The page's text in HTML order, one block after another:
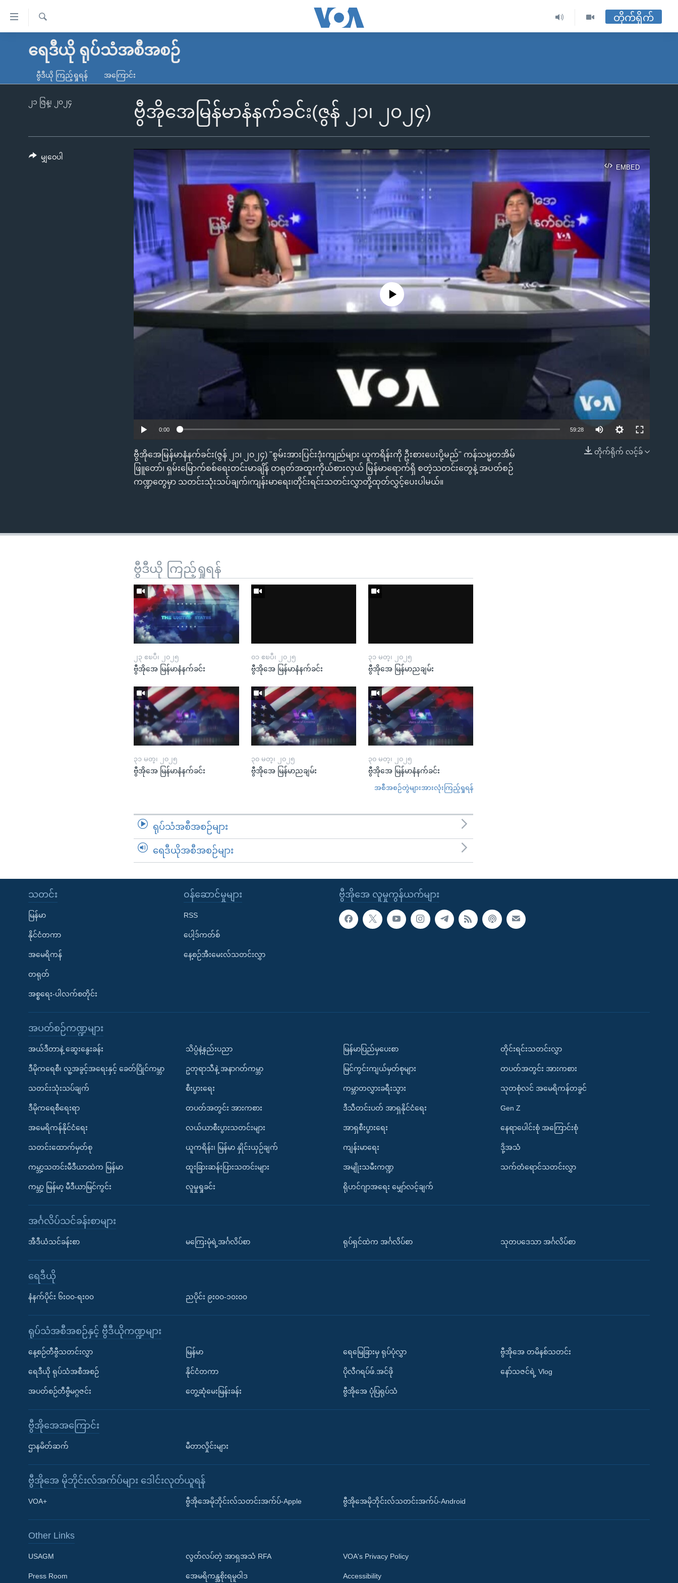
လွယ်ကူ
သည့်
မူလစာမျက်နှာ
ကမ္ဘာ့သတင်းများ
နိုင်ငံတကာ
တရုတ်
အစ္စရေး-ပါလက်စတိုင်း
ရပ်ဝန်းတခု လမ်းတခု အလွန်
အင်္ဂလိပ်စာလေ့လာမယ်
Learning English
ဘာသာစကားများ
ရ
တိုက်ရိုက်
ရေဒီယို ရုပ်သံအစီအစဉ်
ဗွီဒီယို ကြည့်ရှုရန် အကြောင်း
ဗွီအိုအေမြန်မာနံနက်ခင်း(ဇွန် ၂၁၊ ၂၀၂၄)
၂၁ ဇြန္၊ ၂၀၂၄
EMBED
EMBED
No media source currently available
0:00 59:28
တိုက်ရိုက် လင့်ခ်
ဗွီအိုအေမြန်မာနံနက်ခင်း(ဇွန် ၂၁၊ ၂၀၂၄) "စွမ်းအားပြင်းဒုံးကျည်များ ယူကရိန်းကို ဦးစားပေးပို့မည်" ကန်သမ္မတအိမ်
ဖြူတော်၊ ရှမ်းမြောက်စစ်ရေးတင်းမာချိန် တရုတ်အထူးကိုယ်စားလှယ် မြန်မာရောက်ရှိ စတဲ့သတင်းတွေနဲ့ အပတ်စဉ်
ကဏ္ဍတွေမှာ သတင်းသုံးသပ်ချက်၊ကျန်းမာရေး၊တိုင်းရင်းသတင်းလွှာတို့ထုတ်လွှင့်ပေးပါမယ်။
မျှဝေပါ
ဗွီဒီယို ကြည့်ရှုရန်
၂၃ ဧၿပီ၊ ၂၀၂၅
ဗွီအိုအေ မြန်မာနံနက်ခင်း
၀၁ ဧၿပီ၊ ၂၀၂၅
ဗွီအိုအေ မြန်မာနံနက်ခင်း
၃၁ မတ္၊ ၂၀၂၅
ဗွီအိုအေ မြန်မာညချမ်း
၃၁ မတ္၊ ၂၀၂၅
ဗွီအိုအေ မြန်မာနံနက်ခင်း
၃၀ မတ္၊ ၂၀၂၅
ဗွီအိုအေ မြန်မာညချမ်း
၃၀ မတ္၊ ၂၀၂၅
ဗွီအိုအေ မြန်မာနံနက်ခင်း
အစီအစဉ်တွဲများအားလုံးကြည့်ရှုရန်
ရုပ်သံအစီအစဉ်များ
ရေဒီယိုအစီအစဉ်များ
ဗွီအိုအေ လူမှုကွန်ယက်များ
သတင်း
မြန်မာ
နိုင်ငံတကာ
အမေရိကန်
တရုတ်
အစ္စရေး-ပါလက်စတိုင်း
၀န်ဆောင်မှုများ
RSS
ပေါ့ဒ်ကတ်စ်
နေ့စဉ်အီးမေးလ်သတင်းလွှာ
အပတ်စဉ်ကဏ္ဍများ
အယ်ဒီတာနဲ့ ဆွေးနွေးခန်း
ဒီမိုကရေစီ၊ လူ့အခွင့်အရေးနှင့် ခေတ်ပြိုင်ကမ္ဘာ
သတင်းသုံးသပ်ချက်
ဒီမိုကရေစီရေးရာ
အမေရိကန်နိုင်ငံရေး
သတင်းထောက်မှတ်စု
ကမ္ဘာ့သတင်းမီဒီယာထဲက မြန်မာ
ကမ္ဘာ့ မြန်မာ့ မီဒီယာမြင်ကွင်း
သိပ္ပံနဲ့နည်းပညာ
ဥတုရာသီနဲ့ အနာဂတ်ကမ္ဘာ
စီးပွားရေး
တပတ်အတွင်း အားကစား
လယ်ယာစီးပွားသတင်းများ
ယူကရိန်း၊ မြန်မာ နှိုင်းယှဉ်ချက်
ထူးခြားဆန်းပြားသတင်းများ
လူမှုရှုခင်း
မြန်မာပြည်မှပေးစာ
မြင်ကွင်းကျယ်မှတ်စုများ
ကမ္ဘာတလွှားခရီးသွား
ဒီသီတင်းပတ် အာရှနိုင်ငံရေး
အာရှစီးပွားရေး
ကျန်းမာရေး
အမျိုးသမီးကဏ္ဍ
ရိုဟင်ဂျာအရေး မျှော်လင့်ချက်
တိုင်းရင်းသတင်းလွှာ
တပတ်အတွင်း အားကစား
သုတစုံလင် အမေရိကန်တခွင်
Gen Z
နေရာပေါင်းစုံ အကြောင်းစုံ
ဒို့အသံ
သက်တံရောင်သတင်းလွှာ
အင်္ဂလိပ်သင်ခန်းစာများ
အီဒီယံသင်ခန်းစာ မကြေးမုံရဲ့အင်္ဂလိပ်စာ ရုပ်ရှင်ထဲက အင်္ဂလိပ်စာ သုတပဒေသာ အင်္ဂလိပ်စာ
ရေဒီယို
နံနက်ပိုင်း ၆း၀၀-ရး၀၀ ညပိုင်း ၉း၀၀-၁၀း၀၀
ရုပ်သံအစီအစဉ်နှင့် ဗွီဒီယိုကဏ္ဍများ
နေ့စဉ်တီဗွီသတင်းလွှာ
ရေဒီယို ရုပ်သံအစီအစဉ်
အပတ်စဉ်တီဗွီမဂ္ဂဇင်း
မြန်မာ
နိုင်ငံတကာ
တွေ့ဆုံမေးမြန်းခန်း
ရေမြေခြားမှ ရုပ်ပုံလွှာ
ပိုလီဂရပ်ဖ်.အင်ဖို
ဗွီအိုအေ ပုံပြရုပ်သံ
ဗွီအိုအေ တမိနစ်သတင်း
နော်သဇင်ရဲ့ Vlog
ဗွီအိုအေအကြောင်း
ဌာနမိတ်ဆက် မီတာလှိုင်းများ
ဗွီအိုအေ မိုဘိုင်းလ်အက်ပ်များ ဒေါင်းလုတ်ယူရန်
VOA+ ဗွီအိုအေမိုဘိုင်းလ်သတင်းအက်ပ်-Apple ဗွီအိုအေမိုဘိုင်းလ်သတင်းအက်ပ်-Android
Other Links
USAGM
Press Room
လွတ်လပ်တဲ့ အာရှအသံ RFA
အေမရိကန္အစိုးရမူဝါဒ
VOA's Privacy Policy
Accessibility